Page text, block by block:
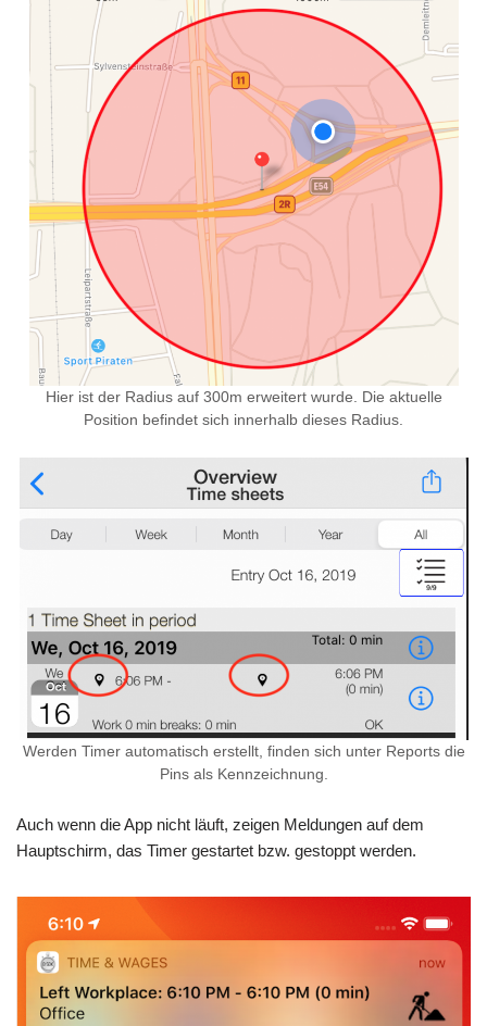
Hier ist der Radius auf 300m erweitert wurde. Die aktuelle
Position befindet sich innerhalb dieses Radius.
Werden Timer automatisch erstellt, finden sich unter Reports die
Pins als Kennzeichnung.
Auch wenn die App nicht läuft, zeigen Meldungen auf dem
Hauptschirm, das Timer gestartet bzw. gestoppt werden.